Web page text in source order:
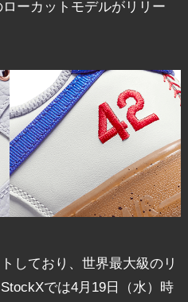
ローカットモデルがリリー
しており、世界最大級のリ
では4月19日（水）時